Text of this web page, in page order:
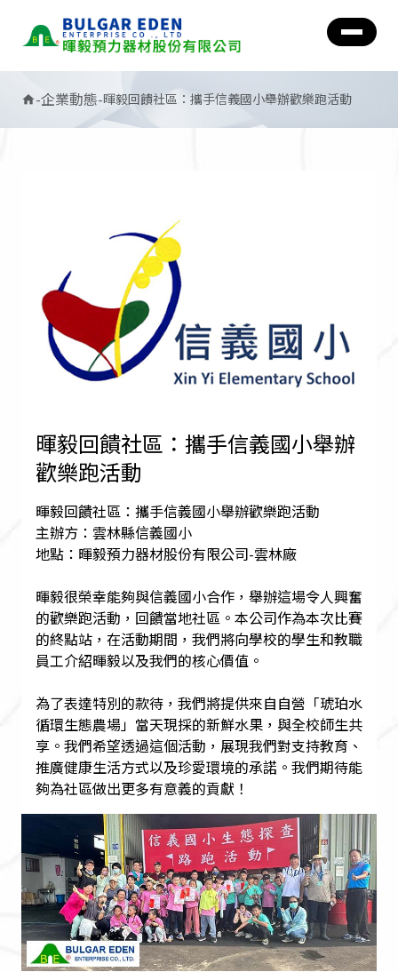
home-企業動態-暉毅回饋社區：攜手信義國小舉辦歡樂跑活動
暉毅回饋社區：攜手信義國小舉辦
歡樂跑活動
暉毅回饋社區：攜手信義國小舉辦歡樂跑活動
主辦方：雲林縣信義國小
地點：暉毅預力器材股份有限公司-雲林廠
暉毅很榮幸能夠與信義國小合作，舉辦這場令人興奮
的歡樂跑活動，回饋當地社區。本公司作為本次比賽
的終點站，在活動期間，我們將向學校的學生和教職
員工介紹暉毅以及我們的核心價值。
為了表達特別的款待，我們將提供來自自營「琥珀水
循環生態農場」當天現採的新鮮水果，與全校師生共
享。我們希望透過這個活動，展現我們對支持教育、
推廣健康生活方式以及珍愛環境的承諾。我們期待能
夠為社區做出更多有意義的貢獻！